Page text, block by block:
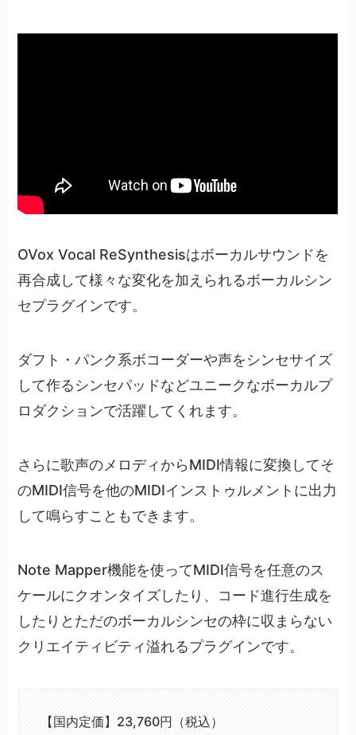
OVox Vocal ReSynthesisはボーカルサウンドを
再合成して様々な変化を加えられるボーカルシン
セプラグインです。
ダフト・パンク系ボコーダーや声をシンセサイズ
して作るシンセパッドなどユニークなボーカルプ
ロダクションで活躍してくれます。
さらに歌声のメロディからMIDI情報に変換してそ
のMIDI信号を他のMIDIインストゥルメントに出力
して鳴らすこともできます。
Note Mapper機能を使ってMIDI信号を任意のス
ケールにクオンタイズしたり、コード進行生成を
したりとただのボーカルシンセの枠に収まらない
クリエイティビティ溢れるプラグインです。
【国内定価】23,760円（税込）